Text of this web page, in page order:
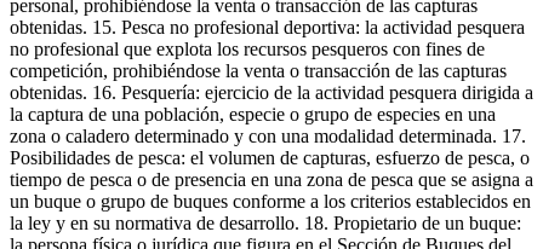
personal, prohibiéndose la venta o transacción de las capturas
obtenidas. 15. Pesca no profesional deportiva: la actividad pesquera
no profesional que explota los recursos pesqueros con fines de
competición, prohibiéndose la venta o transacción de las capturas
obtenidas. 16. Pesquería: ejercicio de la actividad pesquera dirigida a
la captura de una población, especie o grupo de especies en una
zona o caladero determinado y con una modalidad determinada. 17.
Posibilidades de pesca: el volumen de capturas, esfuerzo de pesca, o
tiempo de pesca o de presencia en una zona de pesca que se asigna a
un buque o grupo de buques conforme a los criterios establecidos en
la ley y en su normativa de desarrollo. 18. Propietario de un buque:
la persona física o jurídica que figura en el Sección de Buques del